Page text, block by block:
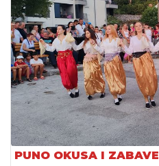
PUNO OKUSA I ZABAVE